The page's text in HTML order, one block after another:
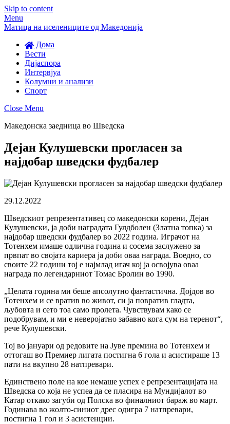
Skip to content
Menu
Матица на иселениците од Македонија
Дома
Вести
Дијаспора
Интервјуа
Колумни и анализи
Спорт
Close Menu
Македонска заедница во Шведска
Дејан Кулушевски прогласен за
најдобар шведски фудбалер
29.12.2022
Шведскиот репрезентативец со македонски корени, Дејан
Кулушевски, ја доби наградата Гулдболен (Златна топка) за
најдобар шведски фудбалер во 2022 година. Играчот на
Тотенхем имаше одлична година и сосема заслужено за
првпат во својата кариера ја доби оваа награда. Воедно, со
своите 22 години тој е најмлад игач кој ја освојува оваа
награда по легендарниот Томас Бролин во 1990.
„Целата година ми беше апсолутно фантастична. Дојдов во
Тотенхем и се вратив во живот, си ја повратив гладта,
љубовта и сето тоа само пролета. Чувствувам како се
подобрувам, и ми е неверојатно забавно кога сум на теренот“,
рече Кулушевски.
Тој во јануари од редовите на Јуве премина во Тотенхем и
оттогаш во Премиер лигата постигна 6 гола и асистираше 13
пати на вкупно 28 натпревари.
Единствено поле на кое немаше успех е репрезентацијата на
Шведска со која не успеа да се пласира на Мундијалот во
Катар откако загуби од Полска во финалниот бараж во март.
Годинава во жолто-синиот дрес одигра 7 натпревари,
постигна 1 гол и 3 асистенции.